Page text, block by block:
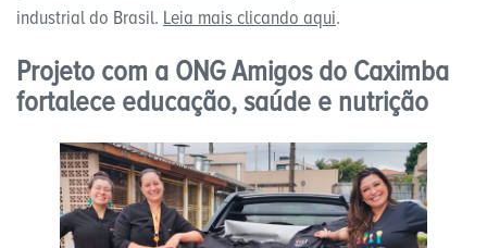
industrial do Brasil. Leia mais clicando aqui.
Projeto com a ONG Amigos do Caximba
fortalece educação, saúde e nutrição